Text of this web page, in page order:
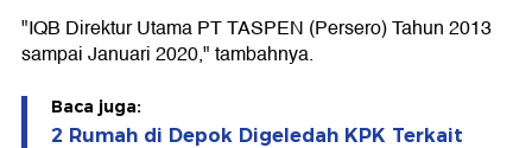
"IQB Direktur Utama PT TASPEN (Persero) Tahun 2013
sampai Januari 2020," tambahnya.
Baca juga:
2 Rumah di Depok Digeledah KPK Terkait